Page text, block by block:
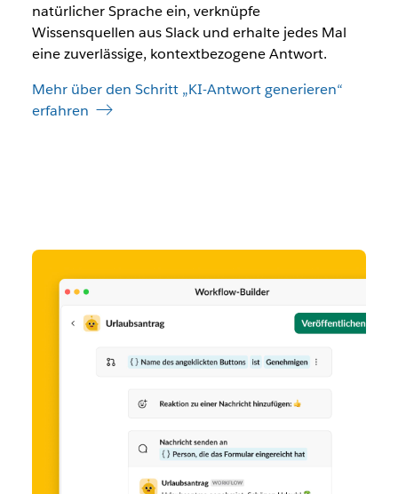
natürlicher Sprache ein, verknüpfe
Wissensquellen aus Slack und erhalte jedes Mal
eine zuverlässige, kontextbezogene Antwort.
Mehr über den Schritt „KI-Antwort generieren“
erfahren